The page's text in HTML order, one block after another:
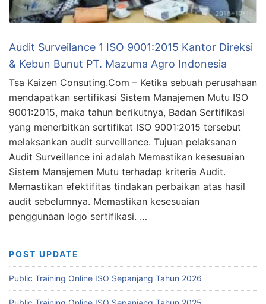
Audit Surveilance 1 ISO 9001:2015 Kantor Direksi
& Kebun Bunut PT. Mazuma Agro Indonesia
Tsa Kaizen Consuting.Com – Ketika sebuah perusahaan
mendapatkan sertifikasi Sistem Manajemen Mutu ISO
9001:2015, maka tahun berikutnya, Badan Sertifikasi
yang menerbitkan sertifikat ISO 9001:2015 tersebut
melaksankan audit surveillance. Tujuan pelaksanan
Audit Surveillance ini adalah Memastikan kesesuaian
Sistem Manajemen Mutu terhadap kriteria Audit.
Memastikan efektifitas tindakan perbaikan atas hasil
audit sebelumnya. Memastikan kesesuaian
penggunaan logo sertifikasi. …
POST UPDATE
Public Training Online ISO Sepanjang Tahun 2026